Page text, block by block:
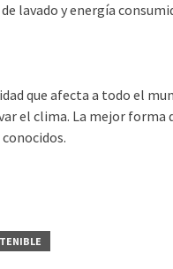
lavado y energía
que afecta a todo el
el clima. La mejor forma